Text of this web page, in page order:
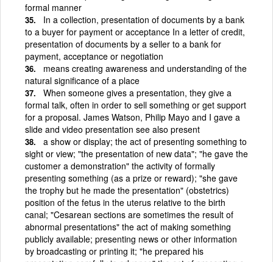
formal manner
In a collection, presentation of documents by a bank
to a buyer for payment or acceptance In a letter of credit,
presentation of documents by a seller to a bank for
payment, acceptance or negotiation
means creating awareness and understanding of the
natural significance of a place
When someone gives a presentation, they give a
formal talk, often in order to sell something or get support
for a proposal. James Watson, Philip Mayo and I gave a
slide and video presentation see also present
a show or display; the act of presenting something to
sight or view; "the presentation of new data"; "he gave the
customer a demonstration" the activity of formally
presenting something (as a prize or reward); "she gave
the trophy but he made the presentation" (obstetrics)
position of the fetus in the uterus relative to the birth
canal; "Cesarean sections are sometimes the result of
abnormal presentations" the act of making something
publicly available; presenting news or other information
by broadcasting or printing it; "he prepared his